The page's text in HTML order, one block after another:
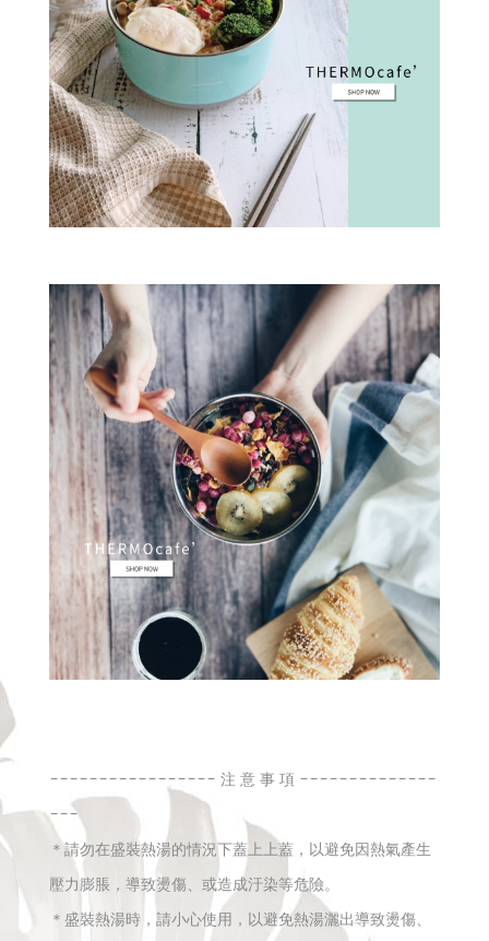
----------------- 注 意 事 項 --------------
---
＊請勿在盛裝熱湯的情況下蓋上上蓋，以避免因熱氣產生
壓力膨脹，導致燙傷、或造成汙染等危險。
＊盛裝熱湯時，請小心使用，以避免熱湯灑出導致燙傷、